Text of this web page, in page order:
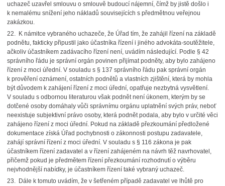
uchazeč uzavřel smlouvu o smlouvě budoucí nájemní, čímž by jistě došlo i
k nemalému snížení jeho nákladů souvisejících s předmětnou veřejnou
zakázkou.
22. K námitce vybraného uchazeče, že Úřad tím, že zahájil řízení na základě
podnětu, fakticky připustil jako účastníka řízení i jiného advokáta-soutěžitele,
ačkoliv účastníkem zadávacího řízení není, uvádím následující. Podle § 42
správního řádu je správní orgán povinen přijímat podněty, aby bylo zahájeno
řízení z moci úřední. V souladu s § 137 správního řádu pak správní orgán
k prověření oznámení, ostatních podnětů a vlastních zjištění, která by mohla
být důvodem k zahájení řízení z moci úřední, opatřuje nezbytná vysvětlení.
V souladu s odbornou literaturou však podnět není úkonem, kterým by se
dotčené osoby domáhaly vůči správnímu orgánu uplatnění svých práv, neboť
neexistuje subjektivní právo osoby, která podnět podala, aby bylo v určité věci
zahájeno řízení z moci úřední. Pokud na základě přezkoumání předložené
dokumentace získá Úřad pochybnosti o zákonnosti postupu zadavatele,
zahájí správní řízení z moci úřední. V souladu s § 116 zákona je pak
účastníkem řízení zadavatel a v řízení zahájeném na návrh těž navrhovatel,
přičemž pokud je předmětem řízení přezkoumání rozhodnutí o výběru
nejvhodnější nabídky, je účastníkem řízení také vybraný uchazeč.
23. Dále k tomuto uvádím, že v šetřeném případě zadavatel ve lhůtě pro